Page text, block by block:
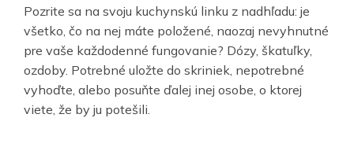
Pozrite sa na svoju kuchynskú linku z nadhľadu: je
všetko, čo na nej máte položené, naozaj nevyhnutné
pre vaše každodenné fungovanie? Dózy, škatuľky,
ozdoby. Potrebné uložte do skriniek, nepotrebné
vyhoďte, alebo posuňte ďalej inej osobe, o ktorej
viete, že by ju potešili.